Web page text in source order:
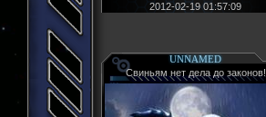
2012-02-19 01:57:09
UNNAMED
Свиньям нет дела до законов!